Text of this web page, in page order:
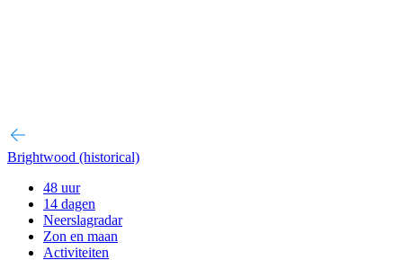
Brightwood (historical)
48 uur
14 dagen
Neerslagradar
Zon en maan
Activiteiten